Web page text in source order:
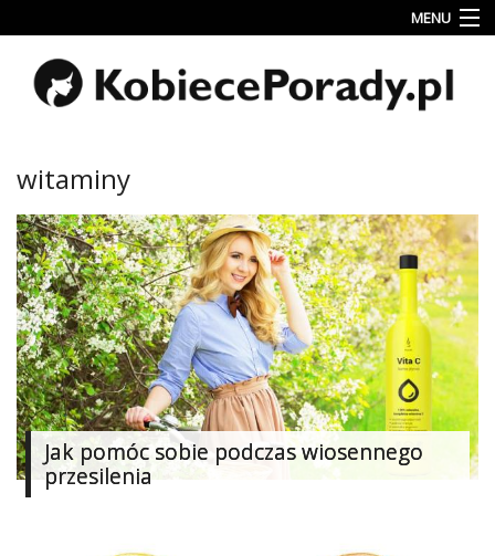
MENU
Uroda
Miłość
&
Dziecko
Przepisy
kulinarne
Kobiece
Wyznania
Wnętrza
Fitness
witaminy
Jak pomóc sobie podczas wiosennego
przesilenia